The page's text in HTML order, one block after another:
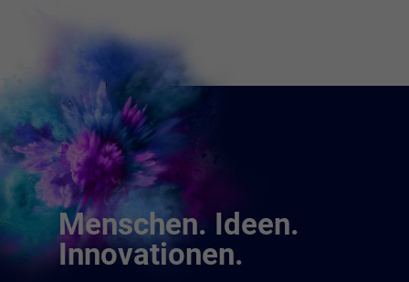
Menschen. Ideen.
Innovationen.